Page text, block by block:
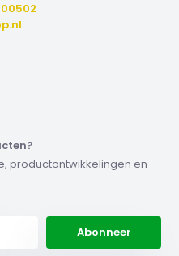
productontwikkelingen en
Abonneer